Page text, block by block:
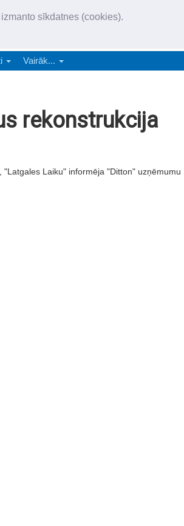
sīkdatnes (cookies).
Laiks” latviešu valodā aptver Daugavpils valstspilsētu,
Vairāk...
rekonstrukcija
Laiku" informēja "Ditton" uzņēmumu